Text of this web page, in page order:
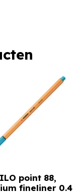
point 88,
fineliner 0.4